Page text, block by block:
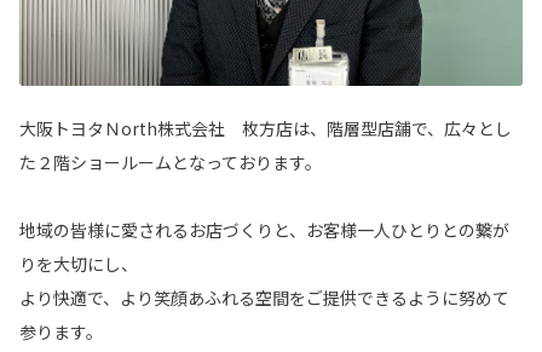
大阪トヨタＮorth株式会社 枚方店は、階層型店舗で、広々とし
た２階ショールームとなっております。
地域の皆様に愛されるお店づくりと、お客様一人ひとりとの繋が
りを大切にし、
より快適で、より笑顔あふれる空間をご提供できるように努めて
参ります。